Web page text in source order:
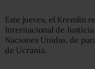
Este jueves, el Kremlin
Internacional de
Naciones Unidas, de
de Ucrania.